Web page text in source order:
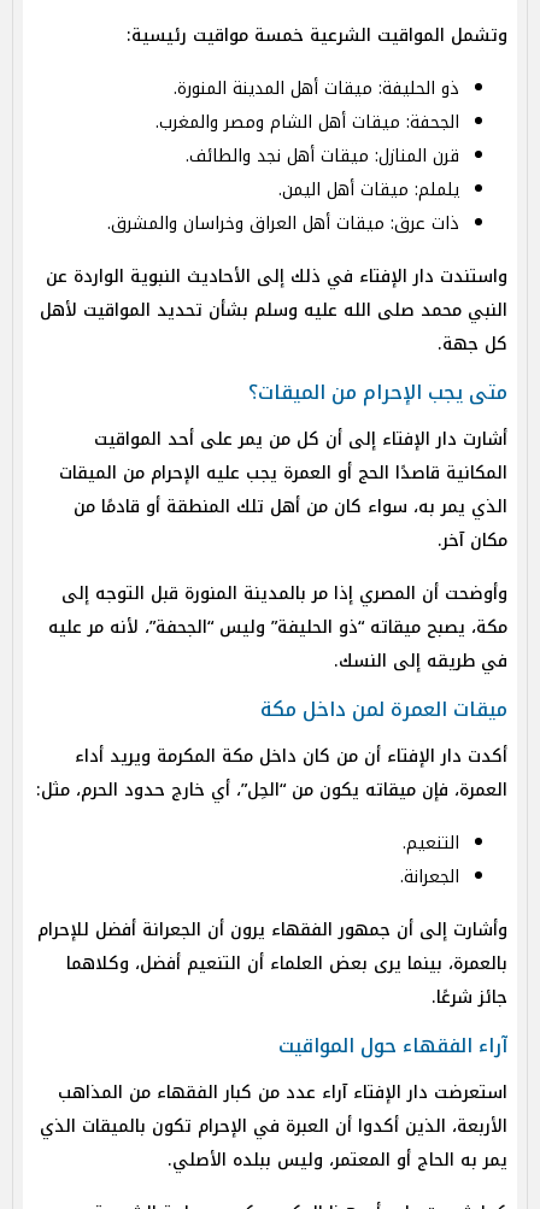
وتشمل المواقيت الشرعية خمسة مواقيت رئيسية:
ذو الحليفة: ميقات أهل المدينة المنورة.
الجحفة: ميقات أهل الشام ومصر والمغرب.
قرن المنازل: ميقات أهل نجد والطائف.
يلملم: ميقات أهل اليمن.
ذات عرق: ميقات أهل العراق وخراسان والمشرق.
واستندت دار الإفتاء في ذلك إلى الأحاديث النبوية الواردة عن
النبي محمد صلى الله عليه وسلم بشأن تحديد المواقيت لأهل
كل جهة.
متى يجب الإحرام من الميقات؟
أشارت دار الإفتاء إلى أن كل من يمر على أحد المواقيت
المكانية قاصدًا الحج أو العمرة يجب عليه الإحرام من الميقات
الذي يمر به، سواء كان من أهل تلك المنطقة أو قادمًا من
مكان آخر.
وأوضحت أن المصري إذا مر بالمدينة المنورة قبل التوجه إلى
مكة، يصبح ميقاته “ذو الحليفة” وليس “الجحفة”، لأنه مر عليه
في طريقه إلى النسك.
ميقات العمرة لمن داخل مكة
أكدت دار الإفتاء أن من كان داخل مكة المكرمة ويريد أداء
العمرة، فإن ميقاته يكون من “الحِل”، أي خارج حدود الحرم، مثل:
التنعيم.
الجعرانة.
وأشارت إلى أن جمهور الفقهاء يرون أن الجعرانة أفضل للإحرام
بالعمرة، بينما يرى بعض العلماء أن التنعيم أفضل، وكلاهما
جائز شرعًا.
آراء الفقهاء حول المواقيت
استعرضت دار الإفتاء آراء عدد من كبار الفقهاء من المذاهب
الأربعة، الذين أكدوا أن العبرة في الإحرام تكون بالميقات الذي
يمر به الحاج أو المعتمر، وليس ببلده الأصلي.